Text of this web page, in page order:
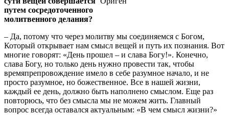
путем сосредоточенного
молитвенного делания?
– Да, потому что через молитву мы соединяемся с Богом,
Который открывает нам смысл вещей и путь их познания. Вот
многие говорят: «День прошел – и слава Богу!». Конечно,
слава Богу, но только день нужно провести так, чтобы
времяпрепровождение имело в себе разумное начало, и не
просто разумное, но божественное. Все в нашей жизни,
каждый ее день, должно быть наполнено смыслом. Еще раз
повторюсь, что без смысла мы не можем жить. Главный
вопрос всегда оставался актуальным: «В чем смысл жизни?»